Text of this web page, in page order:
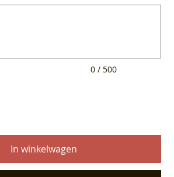
0 / 500
In winkelwagen